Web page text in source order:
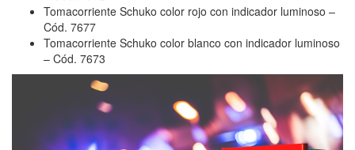
Tomacorriente Schuko color rojo con indicador luminoso –
Cód. 7677
Tomacorriente Schuko color blanco con indicador luminoso
– Cód. 7673